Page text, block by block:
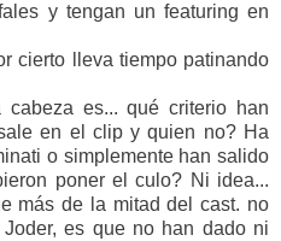
y tengan un featuring en
cierto lleva tiempo patinando
es... qué criterio han
en el clip y quien no? Ha
o simplemente han salido
poner el culo? Ni idea...
más de la mitad del cast. no
es que no han dado ni